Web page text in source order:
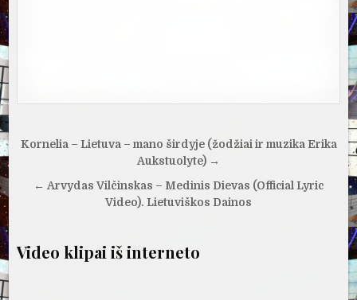
Navigacija
įrašų
Kornelia – Lietuva – mano širdyje (žodžiai ir muzika Erika
Aukstuolyte) →
← Arvydas Vilčinskas – Medinis Dievas (Official Lyric
Video). Lietuviškos Dainos
Video klipai iš interneto